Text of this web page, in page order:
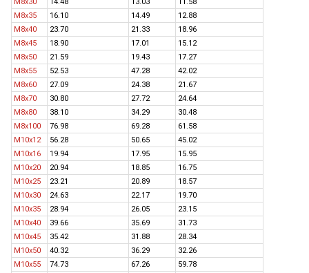
M8x35
16.10 14.49
12.88
M8x40
23.70 21.33
18.96
M8x45
18.90 17.01
15.12
M8x50
21.59 19.43
17.27
M8x55
52.53 47.28
42.02
M8x60
27.09 24.38
21.67
M8x70
30.80 27.72
24.64
M8x80
38.10 34.29
30.48
M8x100
76.98 69.28
61.58
M10x12
56.28 50.65
45.02
M10x16
19.94 17.95
15.95
M10x20
20.94 18.85
16.75
M10x25
23.21 20.89
18.57
M10x30
24.63 22.17
19.70
M10x35
28.94 26.05
23.15
M10x40
39.66 35.69
31.73
M10x45
35.42 31.88
28.34
M10x50
40.32 36.29
32.26
M10x55
74.73 67.26
59.78